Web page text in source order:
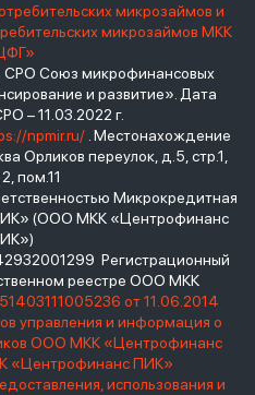
микрозаймов и
микрозаймов МКК
Союз микрофинансовых
и развитие». Дата
– 11.03.2022 г.
npmir.ru/. Местонахождение
Орликов переулок, д.5, стр.1,
пом.11
Микрокредитная
(ООО МКК «Центрофинанс
Регистрационный
реестре ООО МКК
от 11.06.2014
управления и информация о
ООО МКК «Центрофинанс
«Центрофинанс ПИК»
использования и